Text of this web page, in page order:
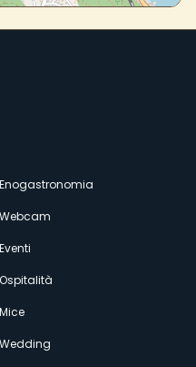
Enogastronomia
Webcam
Eventi
Ospitalità
Mice
Wedding